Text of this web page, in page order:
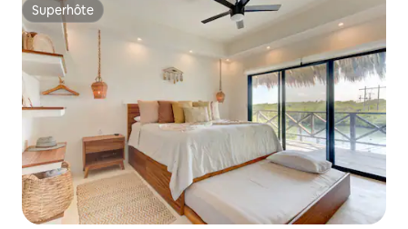
Superhôte
Superhôte